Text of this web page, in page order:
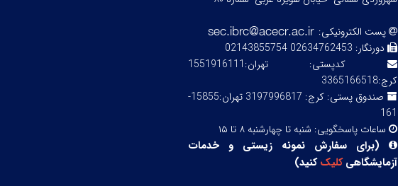
پست الکترونیکی:
دورنگار: 02634762453 02143855754
کدپستی:
تهران:1551916111
کرج:3365166518
صندوق پستی:
کرج: 3197996817 تهران:15855-
161
ساعات پاسخگویی: شنبه تا چهارشنبه ۸ تا ۱۵
(برای سفارش نمونه زیستی و خدمات
آزمایشگاهیکلیککنید)